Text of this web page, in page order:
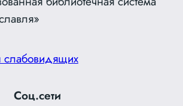
Соц.сети